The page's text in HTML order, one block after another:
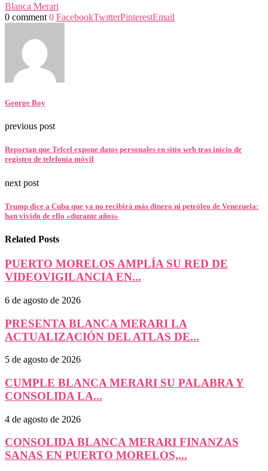
Blanca Merari
0 comment 0 FacebookTwitterPinterestEmail
George Boy
previous post
Reportan que Telcel expone datos personales en sitio web tras inicio de
registro de telefonía móvil
next post
Trump dice a Cuba que ya no recibirá más dinero ni petróleo de Venezuela:
han vivido de ello «durante años»
Related Posts
PUERTO MORELOS AMPLÍA SU RED DE
VIDEOVIGILANCIA EN...
6 de agosto de 2026
PRESENTA BLANCA MERARI LA
ACTUALIZACIÓN DEL ATLAS DE...
5 de agosto de 2026
CUMPLE BLANCA MERARI SU PALABRA Y
CONSOLIDA LA...
4 de agosto de 2026
CONSOLIDA BLANCA MERARI FINANZAS
SANAS EN PUERTO MORELOS,...